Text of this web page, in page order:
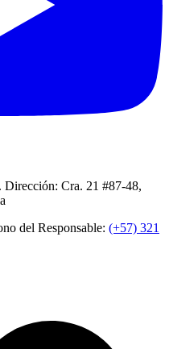
Cra. 21 #87-48,
del Responsable: (+57) 321